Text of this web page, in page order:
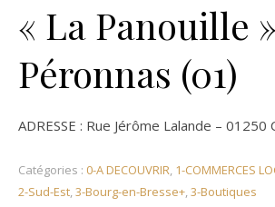
« La Panouille
Péronnas (01)
ADRESSE : Rue Jérôme Lalande – 01250
Catégories : 0-A DECOUVRIR, 1-COMMERCES
2-Sud-Est,3-Bourg-en-Bresse+,3-Boutiques